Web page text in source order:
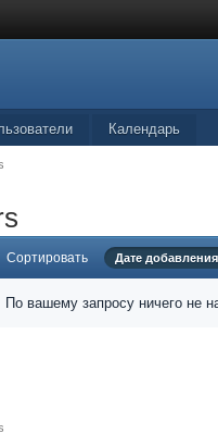
Календарь
Сортировать Дате добавления
По вашему запросу ничего не